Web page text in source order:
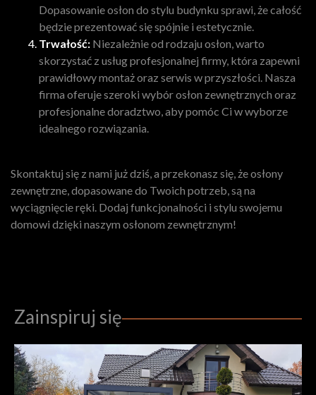
Dopasowanie osłon do stylu budynku sprawi, że całość
będzie prezentować się spójnie i estetycznie.
Trwałość: Niezależnie od rodzaju osłon, warto
skorzystać z usług profesjonalnej firmy, która zapewni
prawidłowy montaż oraz serwis w przyszłości. Nasza
firma oferuje szeroki wybór osłon zewnętrznych oraz
profesjonalne doradztwo, aby pomóc Ci w wyborze
idealnego rozwiązania.
Skontaktuj się z nami już dziś, a przekonasz się, że osłony
zewnętrzne, dopasowane do Twoich potrzeb, są na
wyciągnięcie ręki. Dodaj funkcjonalności i stylu swojemu
domowi dzięki naszym osłonom zewnętrznym!
Zainspiruj się